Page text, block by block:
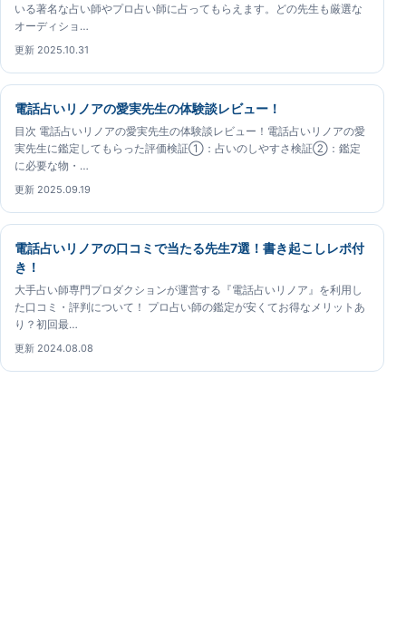
いる著名な占い師やプロ占い師に占ってもらえます。どの先生も厳選な
オーディショ…
更新 2025.10.31
電話占いリノアの愛実先生の体験談レビュー！
目次 電話占いリノアの愛実先生の体験談レビュー！電話占いリノアの愛
実先生に鑑定してもらった評価検証①：占いのしやすさ検証②：鑑定
に必要な物・…
更新 2025.09.19
電話占いリノアの口コミで当たる先生7選！書き起こしレポ付
き！
大手占い師専門プロダクションが運営する『電話占いリノア』を利用し
た口コミ・評判について！ プロ占い師の鑑定が安くてお得なメリットあ
り？初回最…
更新 2024.08.08